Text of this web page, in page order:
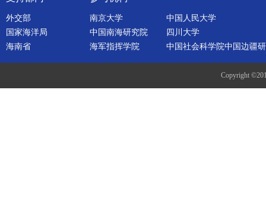
外交部
国家海洋局
海南省
南京大学
中国人民大学
中国南海研究院
四川大学
海军指挥学院
中国社会科学院中国边疆
Copyright